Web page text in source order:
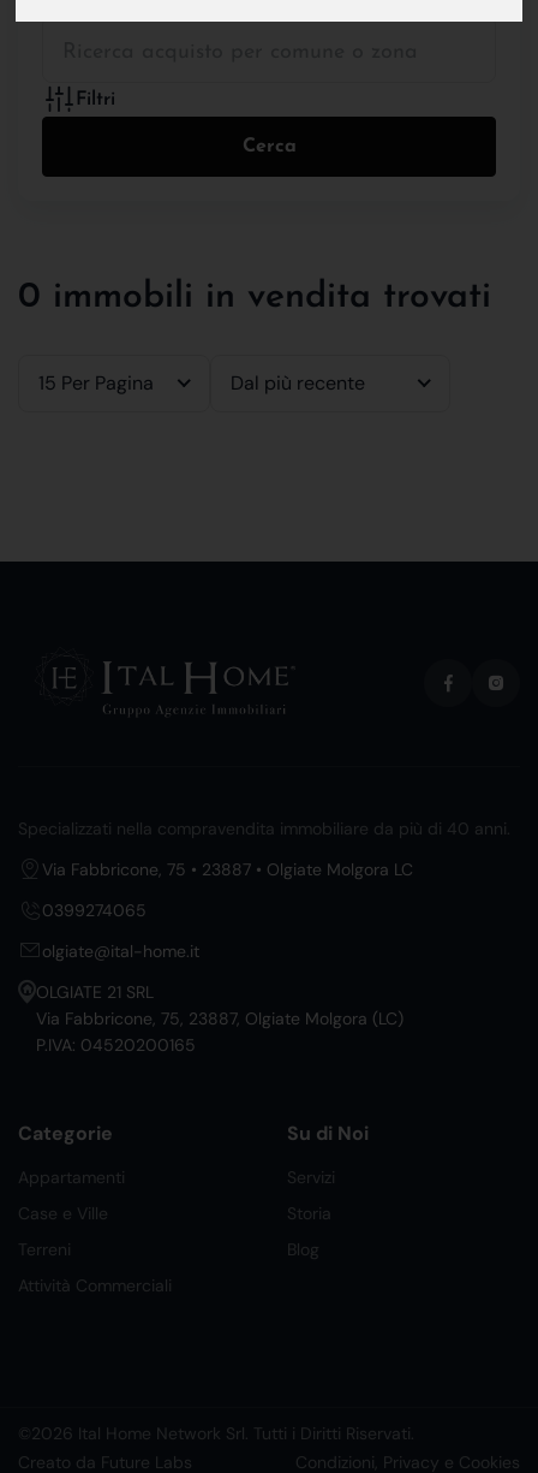
Filtri
Cerca
0 immobili in vendita trovati
15 Per Pagina Dal più recente
Specializzati nella compravendita immobiliare da più di 40 anni.
Via Fabbricone, 75 • 23887 • Olgiate Molgora LC
0399274065
olgiate@ital-home.it
OLGIATE 21 SRL
Via Fabbricone, 75, 23887, Olgiate Molgora (LC)
P.IVA: 04520200165
Categorie
Appartamenti
Case e Ville
Terreni
Attività Commerciali
Su di Noi
Servizi
Storia
Blog
©2026 Ital Home Network Srl. Tutti i Diritti Riservati.
Creato da Future Labs
Condizioni, Privacy e Cookies